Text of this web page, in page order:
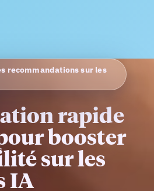
recommandations sur les
rapide
booster
sur les
IA